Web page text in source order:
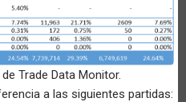
Trade Data Monitor.
a las siguientes partidas: